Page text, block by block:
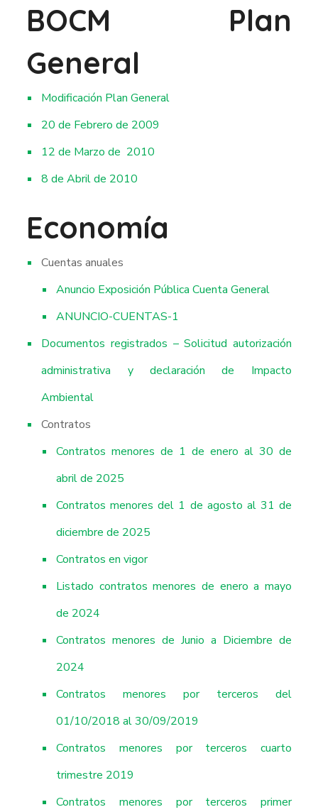
BOCM Plan
General
Modificación Plan General
20 de Febrero de 2009
12 de Marzo de 2010
8 de Abril de 2010
Economía
Cuentas anuales
Anuncio Exposición Pública Cuenta General
ANUNCIO-CUENTAS-1
Documentos registrados – Solicitud autorización
administrativa y declaración de Impacto
Ambiental
Contratos
Contratos menores de 1 de enero al 30 de
abril de 2025
Contratos menores del 1 de agosto al 31 de
diciembre de 2025
Contratos en vigor
Listado contratos menores de enero a mayo
de 2024
Contratos menores de Junio a Diciembre de
2024
Contratos menores por terceros del
01/10/2018 al 30/09/2019
Contratos menores por terceros cuarto
trimestre 2019
Contratos menores por terceros primer